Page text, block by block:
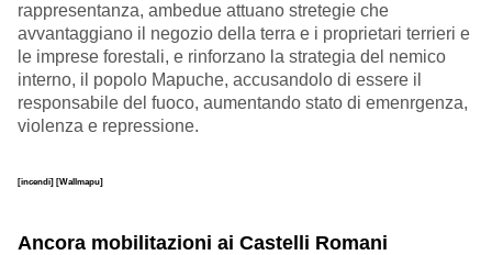
rappresentanza, ambedue attuano stretegie che
avvantaggiano il negozio della terra e i proprietari terrieri e
le imprese forestali, e rinforzano la strategia del nemico
interno, il popolo Mapuche, accusandolo di essere il
responsabile del fuoco, aumentando stato di emenrgenza,
violenza e repressione.
[incendi] [Wallmapu]
Ancora mobilitazioni ai Castelli Romani